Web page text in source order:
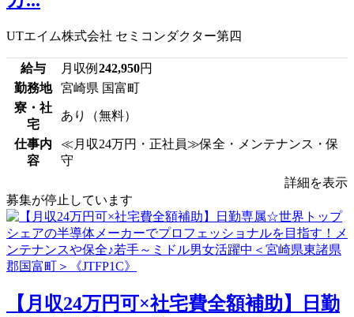
UTエイム株式会社 セミコンダクター第四
給与 月収例 242,950円
勤務地
宮崎県 国富町
寮・社
宅
あり（無料）
仕事内
容
≪月収24万円・正社員≫保全・メンテナンス・保
守
詳細を表示
募集が停止しています
【月収24万円可×社宅費全額補助】日勤